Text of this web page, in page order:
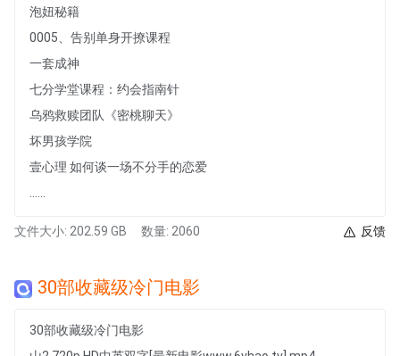
泡妞秘籍
0005、告别单身开撩课程
一套成神
七分学堂课程：约会指南针
乌鸦救赎团队《密桃聊天》
坏男孩学院
壹心理 如何谈一场不分手的恋爱
文件大小: 202.59 GB 数量: 2060 反馈
30部收藏级冷门电影
30部收藏级冷门电影